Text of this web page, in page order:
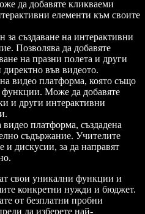
да добавяте кликваеми
елементи към своите
за създаване на интерактивни
Позволява да добавяте
на празни полета и други
във видеото.
видео платформа, която също
функции. Може да добавяте
и други интерактивни
платформа, създадена
съдържание. Учителите
и дискусии, за да направят
свои уникални функции и
конкретни нужди и бюджет.
от безплатни пробни
да изберете най-